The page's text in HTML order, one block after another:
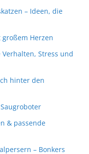
– Ideen, die
Herzen
Stress und
hinter den
& passende
– Bonkers